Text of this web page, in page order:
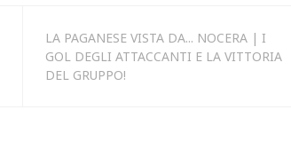
LA PAGANESE VISTA DA... NOCERA | I
GOL DEGLI ATTACCANTI E LA VITTORIA
DEL GRUPPO!